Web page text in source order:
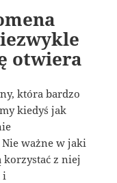
otwiera
która bardzo
kiedyś jak
ważne w jaki
z niej
i